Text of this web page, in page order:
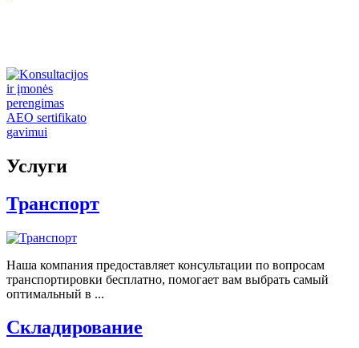
Услуги
Транспорт
Наша компания предоставляет консультации по вопросам
транспортировки бесплатно, помогает вам выбрать самый
оптимальный в ...
Складирование